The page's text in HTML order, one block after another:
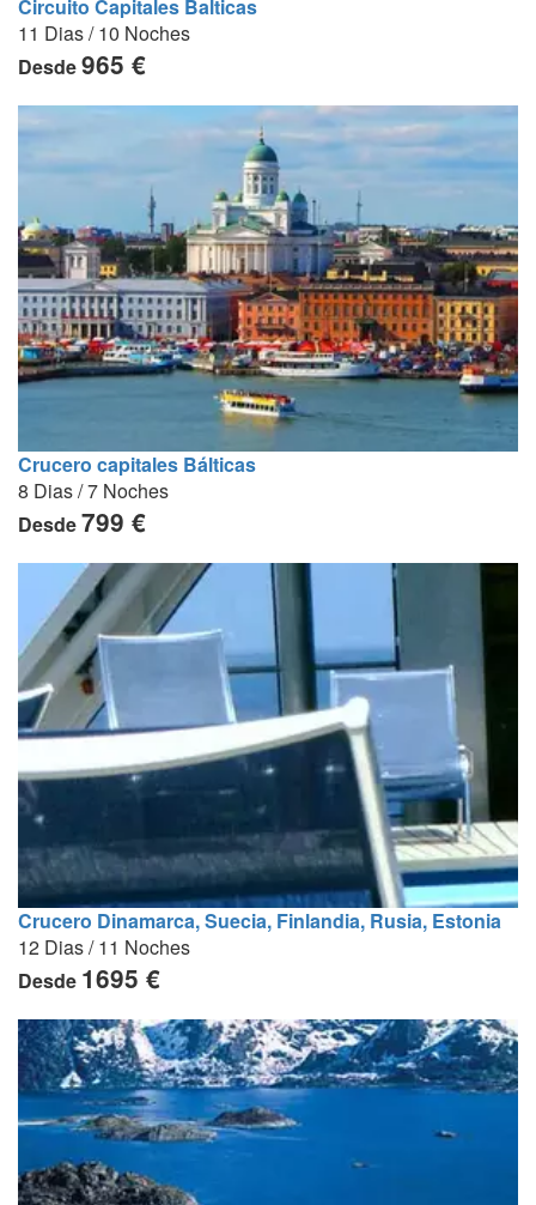
Circuito Capitales Balticas
11 Dias / 10 Noches
Desde965 €
Crucero capitales Bálticas
8 Dias / 7 Noches
Desde799 €
Crucero Dinamarca, Suecia, Finlandia, Rusia, Estonia
12 Dias / 11 Noches
Desde 1695 €